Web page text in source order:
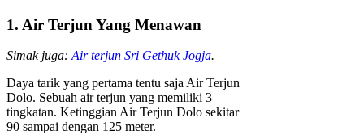
1. Air Terjun Yang Menawan
Simak juga:Air terjun Sri Gethuk Jogja.
Daya tarik yang pertama tentu saja Air Terjun
Dolo. Sebuah air terjun yang memiliki 3
tingkatan. Ketinggian Air Terjun Dolo sekitar
90 sampai dengan 125 meter.